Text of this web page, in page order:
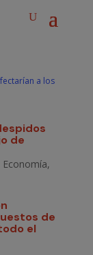
de
Economía,
de
el